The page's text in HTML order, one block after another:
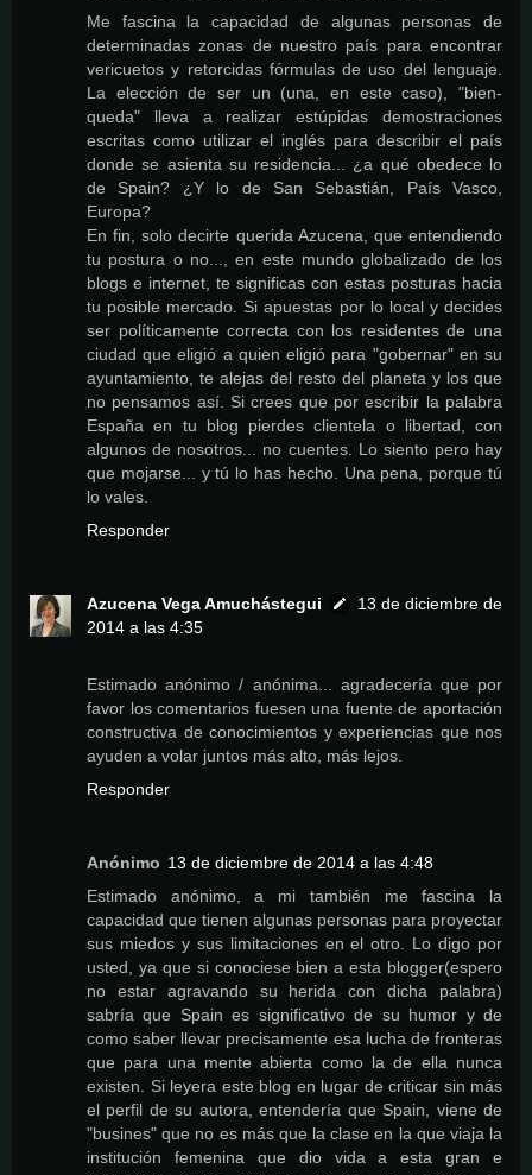
Me fascina la capacidad de algunas personas de
determinadas zonas de nuestro país para encontrar
vericuetos y retorcidas fórmulas de uso del lenguaje.
La elección de ser un (una, en este caso), "bien-
queda" lleva a realizar estúpidas demostraciones
escritas como utilizar el inglés para describir el país
donde se asienta su residencia... ¿a qué obedece lo
de Spain? ¿Y lo de San Sebastián, País Vasco,
Europa?
En fin, solo decirte querida Azucena, que entendiendo
tu postura o no..., en este mundo globalizado de los
blogs e internet, te significas con estas posturas hacia
tu posible mercado. Si apuestas por lo local y decides
ser políticamente correcta con los residentes de una
ciudad que eligió a quien eligió para "gobernar" en su
ayuntamiento, te alejas del resto del planeta y los que
no pensamos así. Si crees que por escribir la palabra
España en tu blog pierdes clientela o libertad, con
algunos de nosotros... no cuentes. Lo siento pero hay
que mojarse... y tú lo has hecho. Una pena, porque tú
lo vales.
Responder
Azucena Vega Amuchástegui
13 de diciembre de
2014 a las 4:35
Estimado anónimo / anónima... agradecería que por
favor los comentarios fuesen una fuente de aportación
constructiva de conocimientos y experiencias que nos
ayuden a volar juntos más alto, más lejos.
Responder
Anónimo 13 de diciembre de 2014 a las 4:48
Estimado anónimo, a mi también me fascina la
capacidad que tienen algunas personas para proyectar
sus miedos y sus limitaciones en el otro. Lo digo por
usted, ya que si conociese bien a esta blogger(espero
no estar agravando su herida con dicha palabra)
sabría que Spain es significativo de su humor y de
como saber llevar precisamente esa lucha de fronteras
que para una mente abierta como la de ella nunca
existen. Si leyera este blog en lugar de criticar sin más
el perfil de su autora, entendería que Spain, viene de
"busines" que no es más que la clase en la que viaja la
institución femenina que dio vida a esta gran e